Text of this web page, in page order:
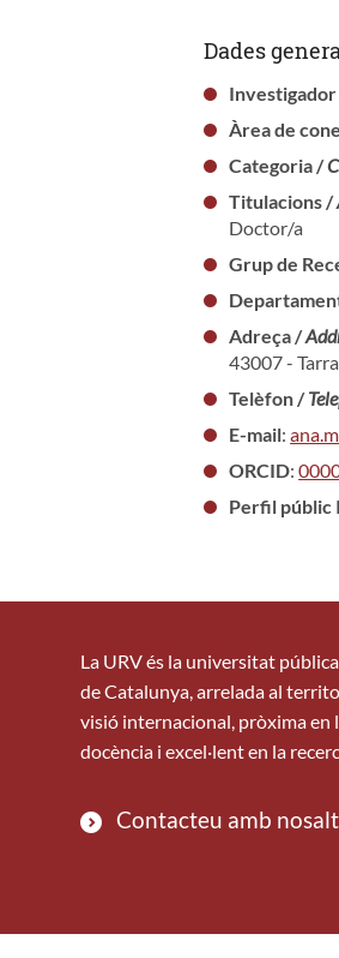
Dades
Àrea de
Categoria /
Titulacions /
Doctor/a
Grup de
Adreça /
43007 -
Telèfon /
E-mail:
ORCID:
Perfil públic
La URV és la universitat
de Catalunya, arrelada al
visió internacional, pròxima en
docència i excel·lent en la
Contacteu amb